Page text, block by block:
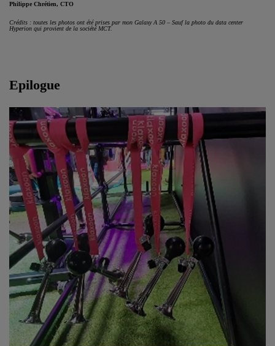
Philippe Chrétien, CTO
Crédits : toutes les photos ont été prises par mon Galaxy A 50 – Sauf la photo du data center
Hyperion qui provient de la société MCT.
Epilogue